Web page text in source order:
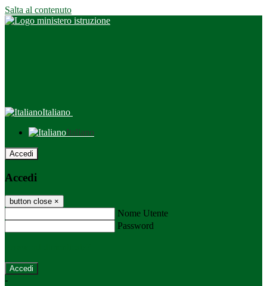
Salta al contenuto
Italiano
Italiano
Accedi
Accedi
button close ×
Nome Utente
Password
-